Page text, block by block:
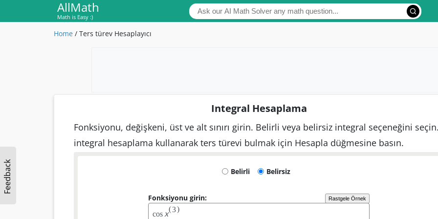
AllMath
Math is Easy :)
Feedback
Home / Ters türev Hesaplayıcı
Integral Hesaplama
Fonksiyonu, değişkeni, üst ve alt sınırı girin. Belirli veya belirsiz integral seçeneğini
integral hesaplama kullanarak ters türevi bulmak için Hesapla düğmesine basın.
Belirli Belirsiz
Fonksiyonu girin: Rastgele Örnek
cosx(3)